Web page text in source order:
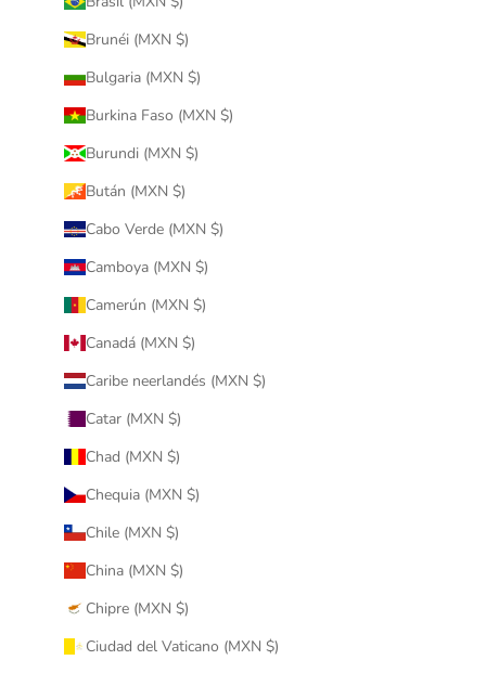
Brunéi (MXN $)
Bulgaria (MXN $)
Burkina Faso (MXN $)
Burundi (MXN $)
Bután (MXN $)
Cabo Verde (MXN $)
Camboya (MXN $)
Camerún (MXN $)
Canadá (MXN $)
Caribe neerlandés (MXN $)
Catar (MXN $)
Chad (MXN $)
Chequia (MXN $)
Chile (MXN $)
China (MXN $)
Chipre (MXN $)
Ciudad del Vaticano (MXN $)